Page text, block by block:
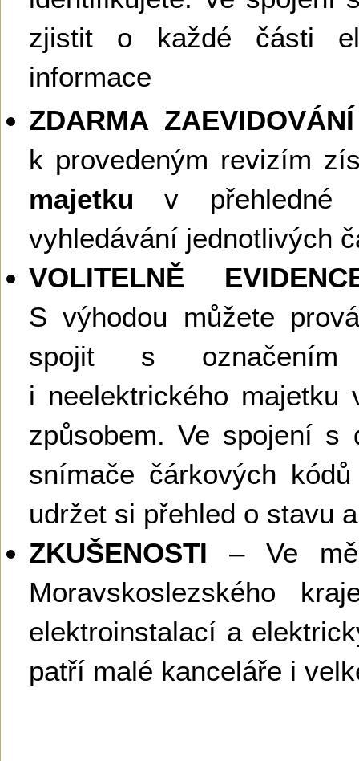
zjistit o každé části
informace
ZDARMA
k provedeným revizím
majetku v přehledné
vyhledávání jednotlivých
VOLITELNĚ
S výhodou můžete
spojit s označením
i neelektrického majetku
způsobem. Ve spojení s
snímače čárkových
udržet si přehled o stavu
ZKUŠENOSTI – Ve
Moravskoslezského
elektroinstalací a
patří malé kanceláře i